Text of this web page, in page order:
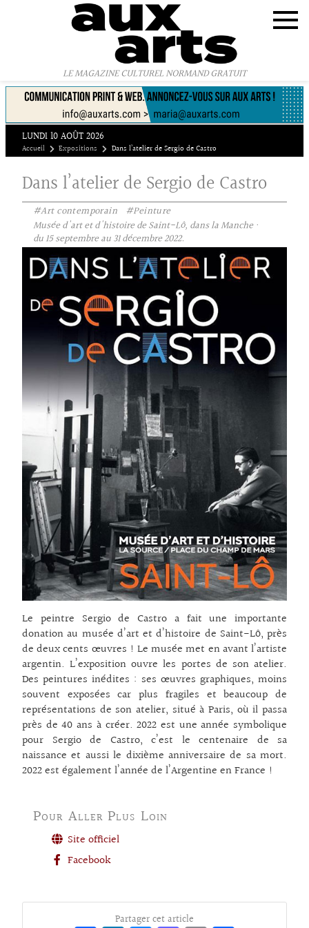
LE MAGAZINE CULTUREL NORMAND GRATUIT
LUNDI 10 AOÛT 2026
Accueil Expositions Dans l’atelier de Sergio de Castro
Dans l’atelier de Sergio de Castro
#Art contemporain
#Peinture
Musée d'art et d'histoire de Saint-Lô, dans la Manche ·
du 15 septembre au 31 décembre 2022.
Le peintre Sergio de Castro a fait une importante
donation au musée d’art et d’histoire de Saint-Lô, près
de deux cents œuvres ! Le musée met en avant l’artiste
argentin. L’exposition ouvre les portes de son atelier.
Des peintures inédites : ses œuvres graphiques, moins
souvent exposées car plus fragiles et beaucoup de
représentations de son atelier, situé à Paris, où il passa
près de 40 ans à créer. 2022 est une année symbolique
pour Sergio de Castro, c’est le centenaire de sa
naissance et aussi le dixième anniversaire de sa mort.
2022 est également l’année de l’Argentine en France !
Pour Aller Plus Loin
Site officiel
Facebook
Partager cet article
Panneau de gestion des cookies